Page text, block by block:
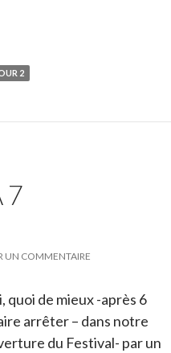
2
7
UN COMMENTAIRE
quoi de mieux -après 6
arrêter – dans notre
du Festival- par un